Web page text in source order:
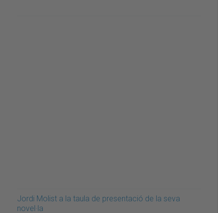
Jordi Molist a la taula de presentació de la seva
novel·la